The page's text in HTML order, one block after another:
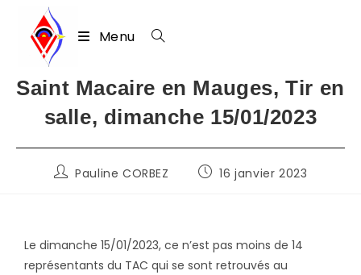
Skip
Menu
Saint Macaire en Mauges, Tir en
salle, dimanche 15/01/2023
Auteur/autrice
Pauline CORBEZ
Publication
16 janvier 2023
Le dimanche 15/01/2023, ce n’est pas moins de 14
représentants du TAC qui se sont retrouvés au